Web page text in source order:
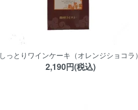
しっとりワインケーキ（オレンジショコラ）
2,190円(税込)